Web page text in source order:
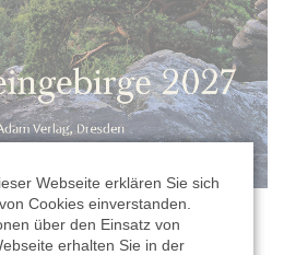
Webseite erklären Sie sich
Cookies einverstanden.
über den Einsatz von
erhalten Sie in der